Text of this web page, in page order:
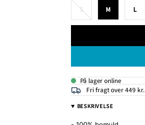
S M L
På lager online
Fri fragt over 449 kr.
BESKRIVELSE